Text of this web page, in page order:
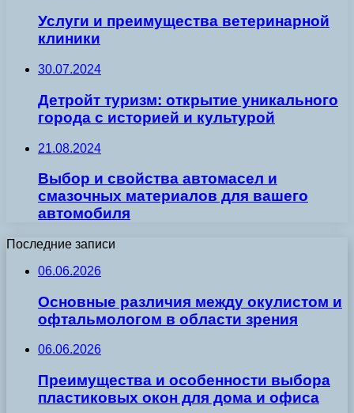
Услуги и преимущества ветеринарной
клиники
30.07.2024
Детройт туризм: открытие уникального
города с историей и культурой
21.08.2024
Выбор и свойства автомасел и
смазочных материалов для вашего
автомобиля
Последние записи
06.06.2026
Основные различия между окулистом и
офтальмологом в области зрения
06.06.2026
Преимущества и особенности выбора
пластиковых окон для дома и офиса